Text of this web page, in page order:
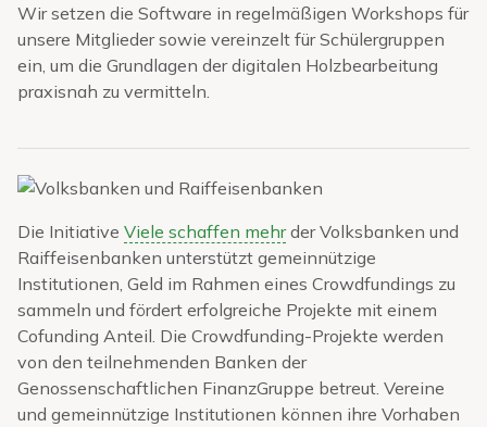
Wir setzen die Software in regelmäßigen Workshops für
unsere Mitglieder sowie vereinzelt für Schülergruppen
ein, um die Grundlagen der digitalen Holzbearbeitung
praxisnah zu vermitteln.
Die Initiative Viele schaffen mehrder Volksbanken und
Raiffeisenbanken unterstützt gemeinnützige
Institutionen, Geld im Rahmen eines Crowdfundings zu
sammeln und fördert erfolgreiche Projekte mit einem
Cofunding Anteil. Die Crowdfunding-Projekte werden
von den teilnehmenden Banken der
Genossenschaftlichen FinanzGruppe betreut. Vereine
und gemeinnützige Institutionen können ihre Vorhaben